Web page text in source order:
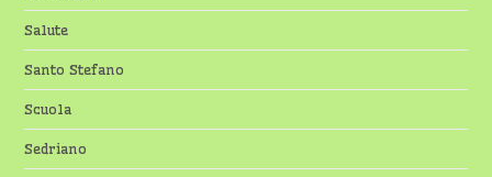
Salute
Santo Stefano
Scuola
Sedriano